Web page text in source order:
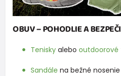
OBUV – POHODLIE A
Tenisky alebooutdoorové
Sandále na bežné nosenie